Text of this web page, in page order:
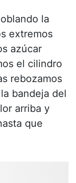
la
extremos
azúcar
el cilindro
rebozamos
bandeja del
arriba y
que